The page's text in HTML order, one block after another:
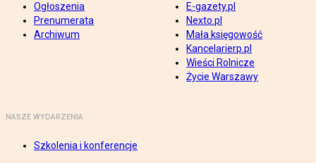
Ogłoszenia
Prenumerata
Archiwum
E-gazety.pl
Nexto.pl
Mała księgowość
Kancelarierp.pl
Wieści Rolnicze
Życie Warszawy
NASZE WYDARZENIA
Szkolenia i konferencje